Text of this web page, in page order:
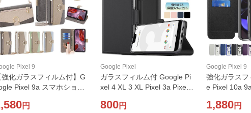
Pixel 9
強化ガラスフィルム付】G
Pixel 9a スマホショル
付き ミラー付き 小銭入
円
Google Pixel
ガラスフィルム付 Google Pi
xel 4 XL 3 XL Pixel 3a Pixel 3
ル3a XL カバー Pixel4 4XL Pi
800円
Google Pixel 9
強化ガラス
e Pixel 10a
MagSafe対応
1,880円